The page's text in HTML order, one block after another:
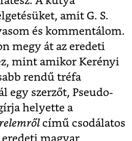
amit G. S.
és kommentálom.
megy át az eredeti
mint amikor Kerényi
rendű tréfa
egy szerzőt, Pseudo-
helyette a
című csodálatos
magyar